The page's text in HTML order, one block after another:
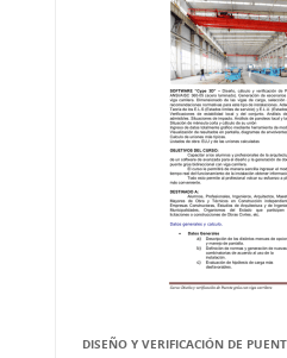
DISEÑO Y VERIFICACIÓN DE